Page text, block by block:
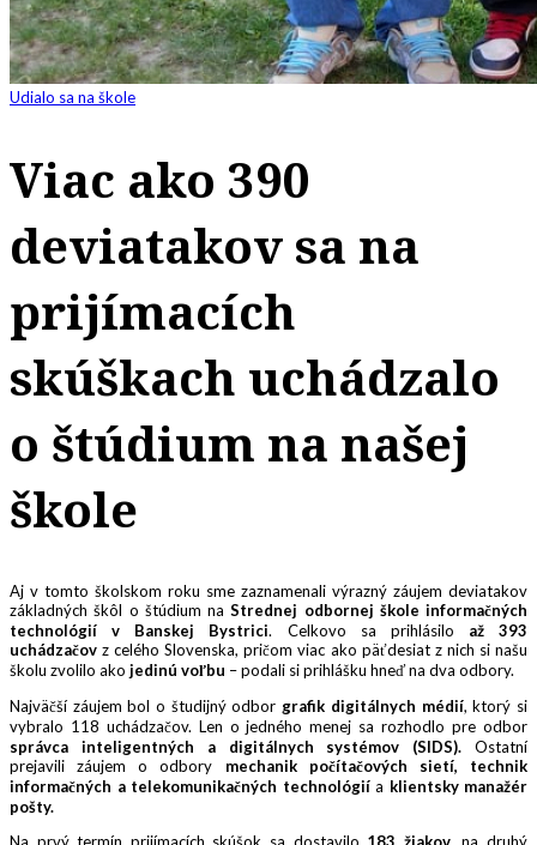
Udialo sa na škole
Viac ako 390
deviatakov sa na
prijímacích
skúškach uchádzalo
o štúdium na našej
škole
Aj v tomto školskom roku sme zaznamenali výrazný záujem deviatakov
základných škôl o štúdium naStrednej odbornej škole informačných
technológií v Banskej Bystrici. Celkovo sa prihlásilo až 393
uchádzačov z celého Slovenska, pričom viac ako päťdesiat z nich si našu
školu zvolilo ako jedinú voľbu – podali si prihlášku hneď na dva odbory.
Najväčší záujem bol o študijný odborgrafik digitálnych médií, ktorý si
vybralo 118 uchádzačov. Len o jedného menej sa rozhodlo pre odbor
správca inteligentných a digitálnych systémov (SIDS). Ostatní
prejavili záujem o odbory mechanik počítačových sietí, technik
informačných a telekomunikačných technológiía klientsky manažér
pošty.